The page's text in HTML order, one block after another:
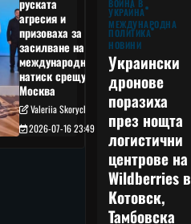
руската
агресия и
призоваха за
засилване на
международния
натиск срещу
Москва
Valeriia Skorych
2026-07-16 23:49
ВОЙНА В
УКРАЙНА
МЕЖДУНАРОДНА
ПОЛИТИКА
НОВИНИ
Украински
дронове
поразиха
през нощта
логистични
центрове на
Wildberries в
Котовск,
Тамбовска